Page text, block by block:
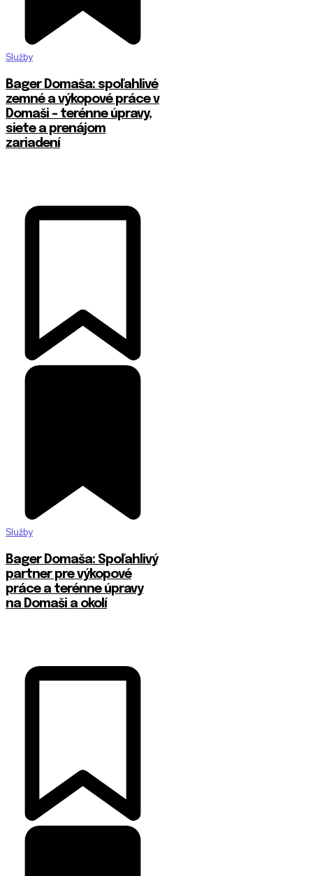
Služby
Bager Domaša: spoľahlivé
zemné a výkopové práce v
Domaši – terénne úpravy,
siete a prenájom
zariadení
Služby
Bager Domaša: Spoľahlivý
partner pre výkopové
práce a terénne úpravy
na Domaši a okolí